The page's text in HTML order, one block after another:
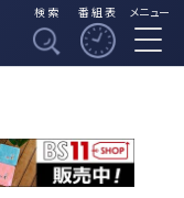
検索 番組表 メニュー